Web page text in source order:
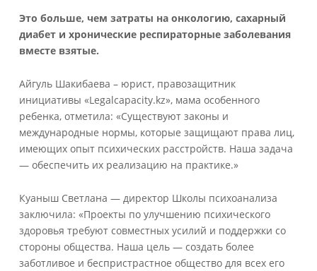
Это больше, чем затраты на онкологию, сахарный
диабет и хронические респираторные заболевания
вместе взятые.
Айгуль Шакибаева – юрист, правозащитник
инициативы «Legalcapacity.kz», мама особенного
ребенка, отметила: «Существуют законы и
международные нормы, которые защищают права лиц,
имеющих опыт психических расстройств. Наша задача
— обеспечить их реализацию на практике.»
Куаныш Светлана — директор Школы психоанализа
заключила: «Проекты по улучшению психического
здоровья требуют совместных усилий и поддержки со
стороны общества. Наша цель — создать более
заботливое и беспристрастное общество для всех его